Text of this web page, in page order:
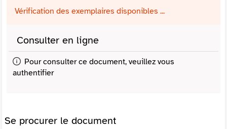
Vérification des exemplaires disponibles ...
Consulter en ligne
Pour consulter ce document, veuillez vous
authentifier
Se procurer le document